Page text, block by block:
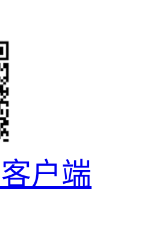
客户端